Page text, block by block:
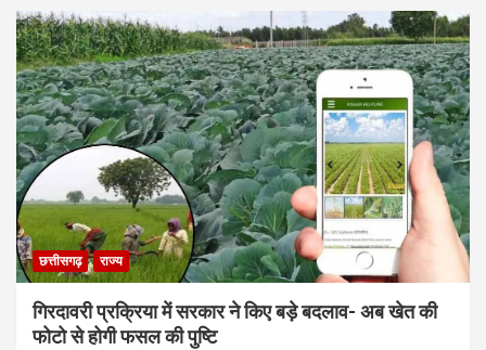
छत्तीसगढ़ राज्य
गिरदावरी प्रक्रिया में सरकार ने किए बड़े बदलाव- अब खेत की
फोटो से होगी फसल की पुष्टि